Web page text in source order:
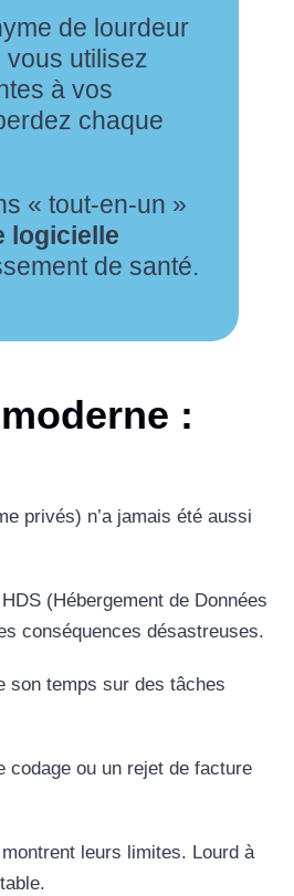
de lourdeur
vous utilisez
à vos
chaque
« tout-en-un »
logicielle
de santé.
:
privés) n’a jamais été aussi
(Hébergement de Données
conséquences désastreuses.
son temps sur des tâches
codage ou un rejet de facture
leurs limites. Lourd à